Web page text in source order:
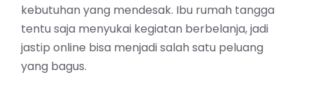
kebutuhan yang mendesak. Ibu rumah tangga
tentu saja menyukai kegiatan berbelanja, jadi
jastip online bisa menjadi salah satu peluang
yang bagus.